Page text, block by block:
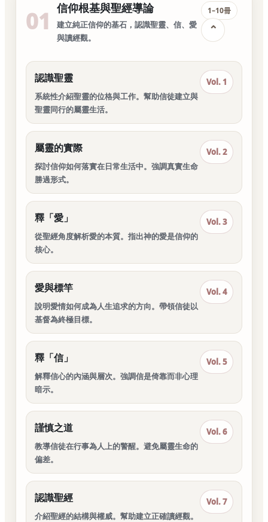
01 信仰根基與聖經導論
建立純正信仰的基石，認識聖靈、信、愛
與讀經觀。
1–10冊
⌄
認識聖靈
系統性介紹聖靈的位格與工作。幫助信徒建立與
聖靈同行的屬靈生活。
Vol. 1
屬靈的實際
探討信仰如何落實在日常生活中。強調真實生命
勝過形式。
Vol. 2
釋「愛」
從聖經角度解析愛的本質。指出神的愛是信仰的
核心。
Vol. 3
愛與標竿
說明愛情如何成為人生追求的方向。帶領信徒以
基督為終極目標。
Vol. 4
釋「信」
解釋信心的內涵與層次。強調信是倚靠而非心理
暗示。
Vol. 5
謹慎之道
教導信徒在行事為人上的警醒。避免屬靈生命的
偏差。
Vol. 6
認識聖經
介紹聖經的結構與權威。幫助建立正確讀經觀。
Vol. 7